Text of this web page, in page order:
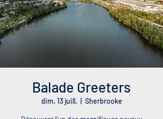
Balade Greeters
dim. 13 juill. Sherbrooke